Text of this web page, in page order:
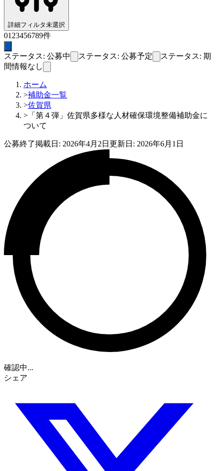
詳細フィルタ未選択
01 23456789件
ステータス: 公募中 ステータス: 公募予定
ステータス: 期
間情報なし
ホーム
>補助金一覧
>佐賀県
> 「第４弾」佐賀県多様な人材確保環境整備補助金に
ついて
公募終了掲載日: 2026年4月2日 更新日: 2026年6月1日
確認中...
シェア